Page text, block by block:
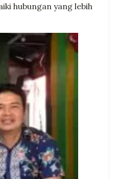
hubungan yang lebih